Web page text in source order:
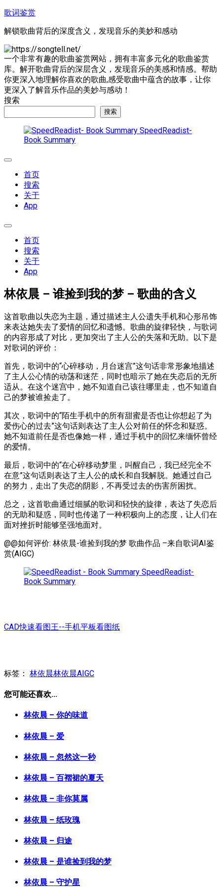
跳
内
容
歌词鉴赏
解锁歌曲背后的深度含义，发现音乐的美妙和感动
一个非常有趣的歌曲鉴赏网站，拥有丰富多元化的歌曲鉴赏
库。解开歌曲背后的深层含义，发现音乐的美感和情感。帮助
你更深入地理解你喜欢的歌曲,感受歌曲中蕴含的故事，让你
更深入了解音乐作品的美妙与感动！
搜索
搜索
SpeedReadist-
Book Summary
展
首页
搜索
关于
App
展
首页
搜索
关于
App
林依晨 – 谁捡到我的梦 – 歌曲的含义
这首歌曲以失恋为主题，通过描述主人公遗失手机和心形吊饰
来表达她失去了爱情的回忆和遗憾。歌曲的旋律轻快，与歌词
的内容形成了对比，更加突出了主人公的失落和无助。以下是
对歌词的评价：
首先，歌词中的“心碎移动，月台迷宫”这句话非常形象地描述
了主人公心情的动荡和迷茫，同时也暗示了她在失恋后的无所
适从。在这个迷宫中，她不知道自己该往哪里走，也不知道自
己的梦被谁捡走了。
其次，歌词中的“陌生手机中的所有甜蜜是否也让你想起了为
爱伤心的过去”这句话则表达了主人公对前任的怀念和疑惑。
她不知道前任是否也像她一样，通过手机中的回忆来缅怀曾经
的爱情。
最后，歌词中的“在心碎移动梦里，叫醒自己，我已经完全不
在意”这句话则表达了主人公的成长和自我解脱。她通过自己
的努力，走出了失恋的阴影，不再受过去的伤害所困扰。
总之，这首歌曲通过细腻的歌词和轻快的旋律，表达了失恋后
的无助和疑惑，同时也传递了一种积极向上的态度，让人们在
面对挫折时能够坚强地面对。
@@如何评价: 林依晨-谁捡到我的梦 歌曲作品 –来自歌词AI鉴
赏(AIGC)
SpeedReadist-
Book Summary
CAD快速看图王--手机平板看图纸
标签： 林依晨林依晨AIGC
您可能还喜欢...
林依晨 – 你的味道
林依晨 – 爱
林依晨 – 忽然这一秒
林依晨 – 百褶裙的夏天
林依晨 – 非你莫属
林依晨 – 纸玫瑰
林依晨 – 归途
林依晨 – 是谁捡到我的梦
林依晨 – 守护星